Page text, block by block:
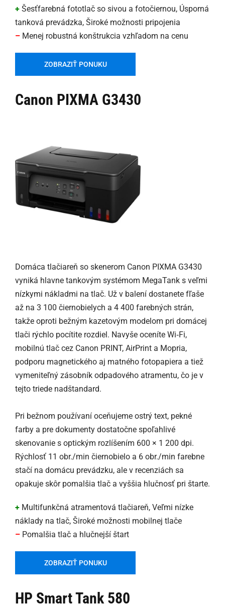
+ Šesťfarebná fototlač so sivou a fotočiernou, Úsporná
tanková prevádzka, Široké možnosti pripojenia
– Menej robustná konštrukcia vzhľadom na cenu
ZOBRAZIŤ PONUKU
Canon PIXMA G3430
Domáca tlačiareň so skenerom Canon PIXMA G3430
vyniká hlavne tankovým systémom MegaTank s veľmi
nízkymi nákladmi na tlač. Už v balení dostanete fľaše
až na 3 100 čiernobielych a 4 400 farebných strán,
takže oproti bežným kazetovým modelom pri domácej
tlači rýchlo pocítite rozdiel. Navyše oceníte Wi‑Fi,
mobilnú tlač cez Canon PRINT, AirPrint a Mopria,
podporu magnetického aj matného fotopapiera a tiež
vymeniteľný zásobník odpadového atramentu, čo je v
tejto triede nadštandard.
Pri bežnom používaní oceňujeme ostrý text, pekné
farby a pre dokumenty dostatočne spoľahlivé
skenovanie s optickým rozlíšením 600 × 1 200 dpi.
Rýchlosť 11 obr./min čiernobielo a 6 obr./min farebne
stačí na domácu prevádzku, ale v recenziách sa
opakuje skôr pomalšia tlač a vyššia hlučnosť pri štarte.
+ Multifunkčná atramentová tlačiareň, Veľmi nízke
náklady na tlač, Široké možnosti mobilnej tlače
– Pomalšia tlač a hlučnejší štart
ZOBRAZIŤ PONUKU
HP Smart Tank 580